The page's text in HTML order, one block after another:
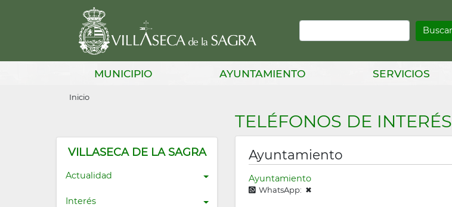
Buscar
MUNICIPIO AYUNTAMIENTO SERVICIOS
Sobrescribir
de
ayuda
a
la
Inicio
VILLASECA DE LA SAGRA
Actualidad
Interés
TELÉFONOS DE INTERÉS
Ayuntamiento
Ayuntamiento
WhatsApp: ✖